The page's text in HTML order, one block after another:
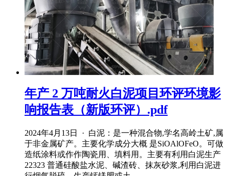
年产 2 万吨耐火白泥项目环评环境影
响报告表（新版环评）.pdf
2024年4月13日 · 白泥：是一种混合物,学名高岭土矿,属
于非金属矿产。主要化学成分大概 是SiOAlOFeO。可做
造纸涂料或作作陶瓷用、填料用。主要有利用白泥生产
22323 普通硅酸盐水泥、碱渣砖、抹灰砂浆,利用白泥进